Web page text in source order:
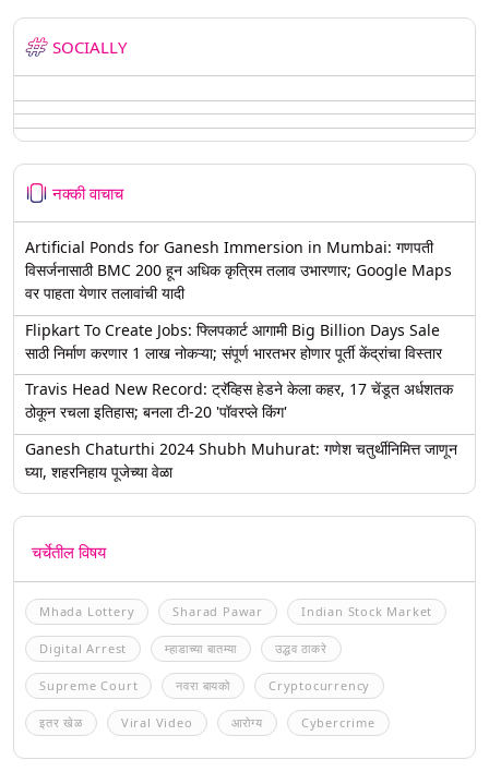
SOCIALLY
नक्की वाचाच
Artificial Ponds for Ganesh Immersion in Mumbai: गणपती
विसर्जनासाठी BMC 200 हून अधिक कृत्रिम तलाव उभारणार; Google Maps
वर पाहता येणार तलावांची यादी
Flipkart To Create Jobs: फ्लिपकार्ट आगामी Big Billion Days Sale
साठी निर्माण करणार 1 लाख नोकऱ्या; संपूर्ण भारतभर होणार पूर्ती केंद्रांचा विस्तार
Travis Head New Record: ट्रॅव्हिस हेडने केला कहर, 17 चेंडूत अर्धशतक
ठोकून रचला इतिहास; बनला टी-20 'पॉवरप्ले किंग'
Ganesh Chaturthi 2024 Shubh Muhurat: गणेश चतुर्थीनिमित्त जाणून
घ्या, शहरनिहाय पूजेच्या वेळा
चर्चेतील विषय
Mhada Lottery Sharad Pawar Indian Stock Market
Digital Arrest म्हाडाच्या बातम्या उद्धव ठाकरे
Supreme Court नवरा बायको Cryptocurrency
इतर खेळ Viral Video आरोग्य Cybercrime